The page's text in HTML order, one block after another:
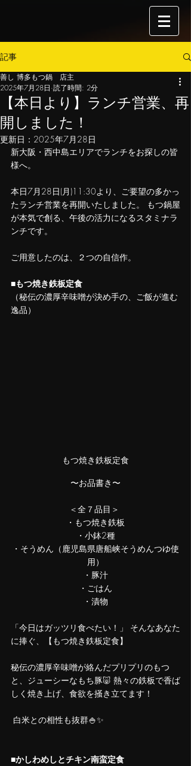
記事
【本日より】ランチ営業、再
開しました！
善し 博多もつ鍋 店主
2025年7月28日 読了時間: 2分
更新日： 2025年7月28日
新大阪・西中島エリアでランチをお探しの皆
様へ。
本日7月28日(月)11:30より、ご要望の多かっ
たランチ営業を再開いたしました。 もつ鍋屋
が本気で創る、午後の活力になるスタミナラ
ンチです。
ご用意したのは、２つの自信作。
■もつ焼き鉄板定食
（秘伝の濃厚辛味噌が決め手の、ご飯が進む
逸品）
もつ焼き鉄板定食
〜お品書き〜
＜全７品目＞
・もつ焼き鉄板
・小鉢2種
・そうめん（鹿児島県唐船峡そうめんつゆ使
用）
・豚汁
・ごはん
・漬物
「今日はガッツリ食べたい！」 そんなあなた
に捧ぐ、【もつ焼き鉄板定食】
秘伝の濃厚辛味噌が絡んだプリプリのもつ
と、ジューシーなもち豚🐷 熱々の鉄板で香ば
しく焼き上げ、食欲を掻き立てます！
白米との相性も抜群🍚✨
■かしわめしとチキン南蛮定食